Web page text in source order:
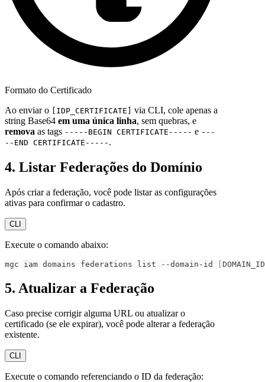
Formato do Certificado
Ao enviar o
[IDP_CERTIFICATE]
via CLI, cole apenas a
string Base64 em uma única linha, sem quebras, e
remova as tags -----BEGIN CERTIFICATE----- e ---
--END CERTIFICATE----- .
4. Listar Federações do Domínio
Após criar a federação, você pode listar as configurações
ativas para confirmar o cadastro.
CLI
Execute o comando abaixo:
mgc iam domains federations list --domain-id DOMAIN_ID
5. Atualizar a Federação
Caso precise corrigir alguma URL ou atualizar o
certificado (se ele expirar), você pode alterar a federação
existente.
CLI
Execute o comando referenciando o ID da federação: